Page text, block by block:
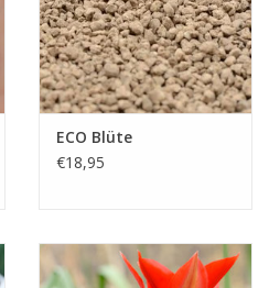
ECO Blüte
€18,95